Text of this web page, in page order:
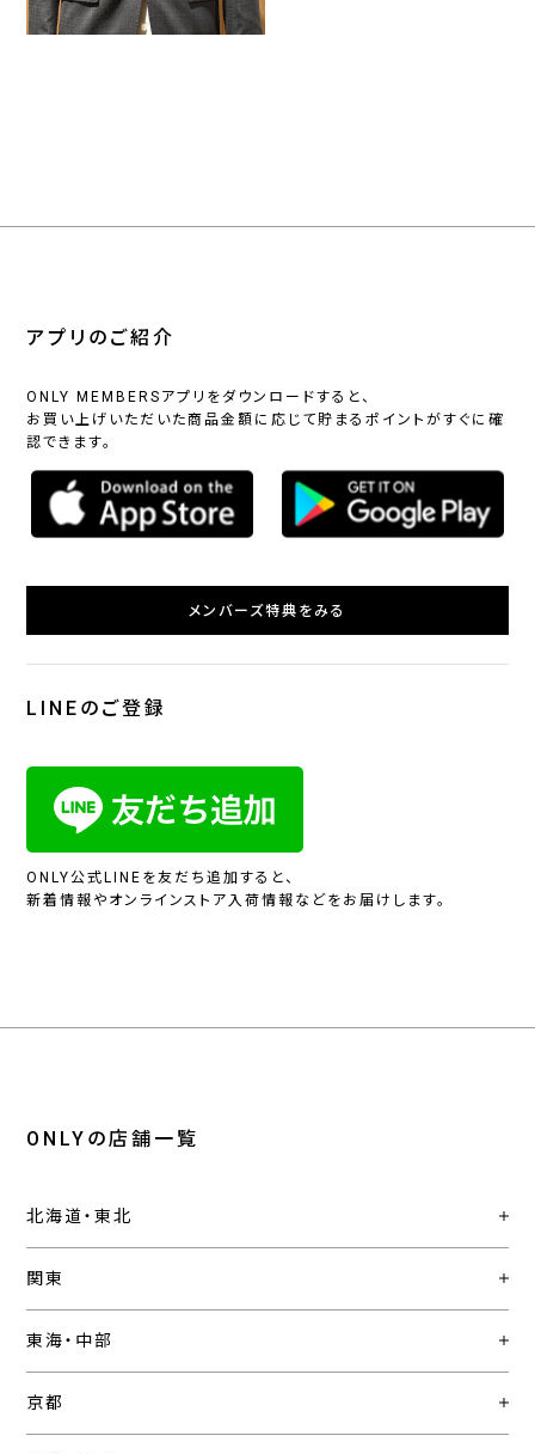
アプリのご紹介
ONLY MEMBERSアプリをダウンロードすると、
お買い上げいただいた商品金額に応じて貯まるポイントがすぐに確
認できます。
メンバーズ特典をみる
LINEのご登録
ONLY公式LINEを友だち追加すると、
新着情報やオンラインストア入荷情報などをお届けします。
ONLYの店舗一覧
北海道・東北
関東
東海・中部
京都